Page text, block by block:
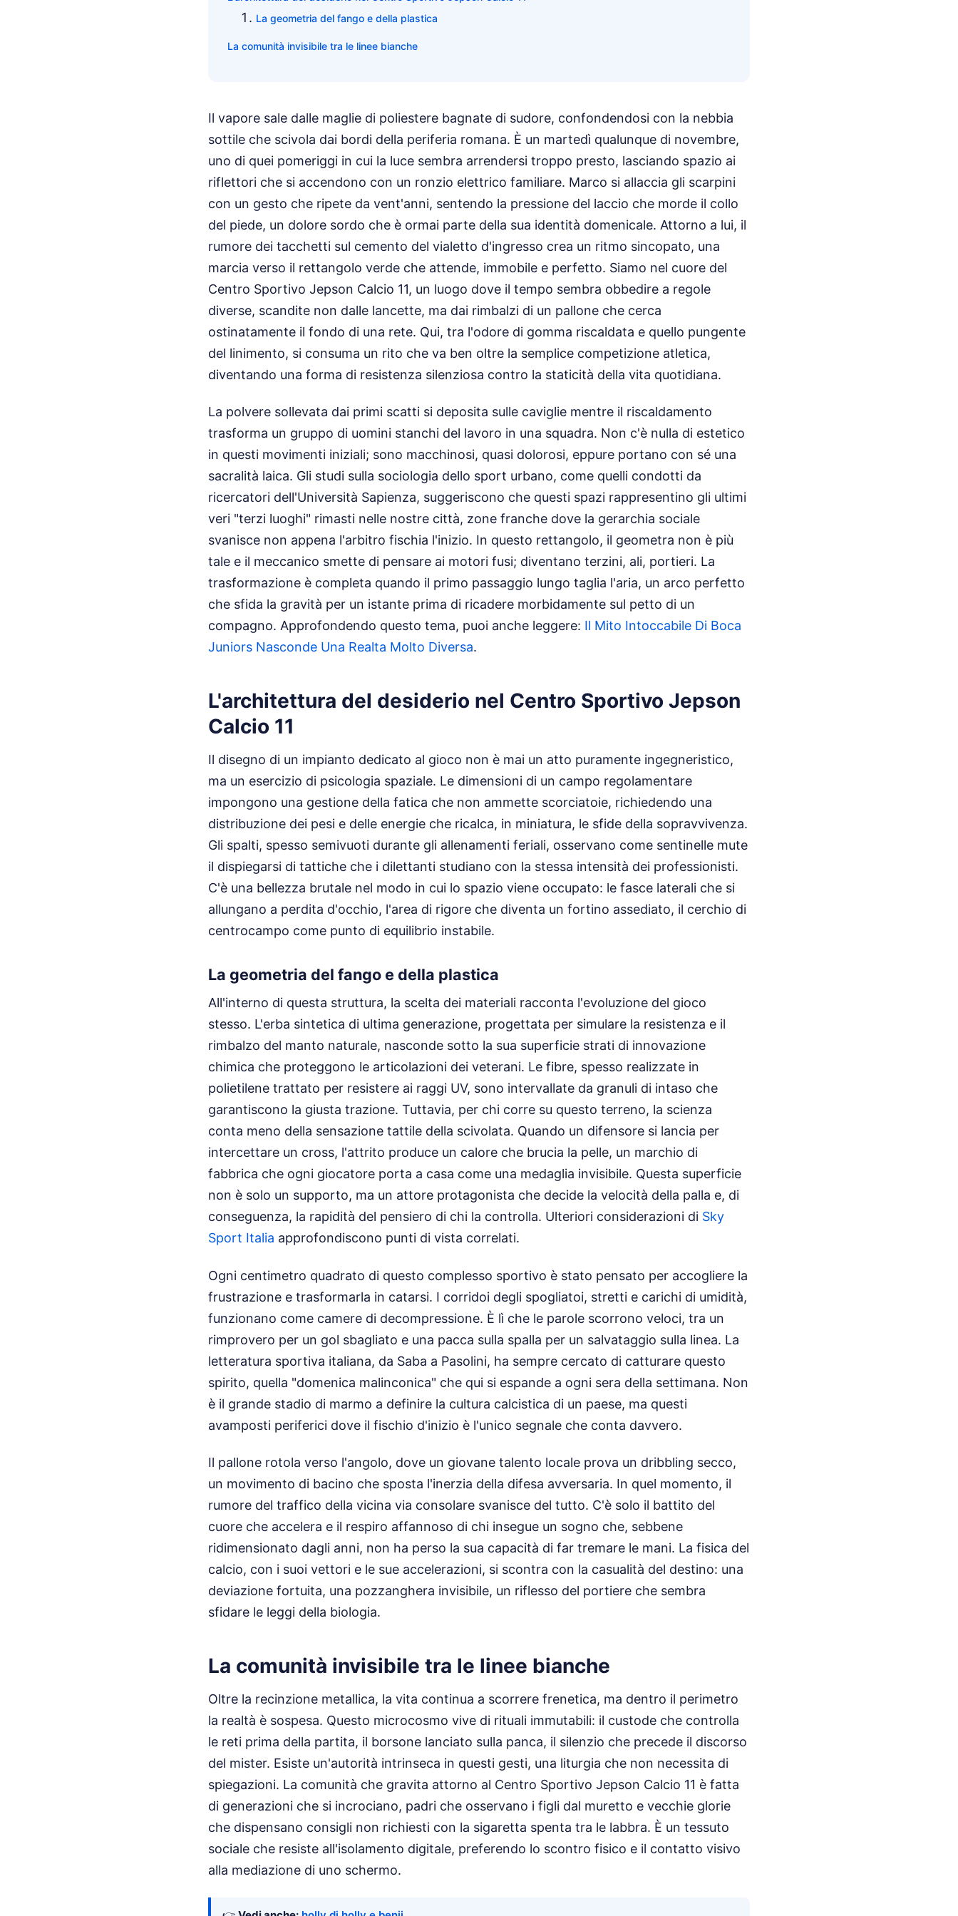
La geometria del fango e della plastica
La comunità invisibile tra le linee bianche
Il vapore sale dalle maglie di poliestere bagnate di sudore, confondendosi con la nebbia
sottile che scivola dai bordi della periferia romana. È un martedì qualunque di novembre,
uno di quei pomeriggi in cui la luce sembra arrendersi troppo presto, lasciando spazio ai
riflettori che si accendono con un ronzio elettrico familiare. Marco si allaccia gli scarpini
con un gesto che ripete da vent'anni, sentendo la pressione del laccio che morde il collo
del piede, un dolore sordo che è ormai parte della sua identità domenicale. Attorno a lui, il
rumore dei tacchetti sul cemento del vialetto d'ingresso crea un ritmo sincopato, una
marcia verso il rettangolo verde che attende, immobile e perfetto. Siamo nel cuore del
Centro Sportivo Jepson Calcio 11, un luogo dove il tempo sembra obbedire a regole
diverse, scandite non dalle lancette, ma dai rimbalzi di un pallone che cerca
ostinatamente il fondo di una rete. Qui, tra l'odore di gomma riscaldata e quello pungente
del linimento, si consuma un rito che va ben oltre la semplice competizione atletica,
diventando una forma di resistenza silenziosa contro la staticità della vita quotidiana.
La polvere sollevata dai primi scatti si deposita sulle caviglie mentre il riscaldamento
trasforma un gruppo di uomini stanchi del lavoro in una squadra. Non c'è nulla di estetico
in questi movimenti iniziali; sono macchinosi, quasi dolorosi, eppure portano con sé una
sacralità laica. Gli studi sulla sociologia dello sport urbano, come quelli condotti da
ricercatori dell'Università Sapienza, suggeriscono che questi spazi rappresentino gli ultimi
veri "terzi luoghi" rimasti nelle nostre città, zone franche dove la gerarchia sociale
svanisce non appena l'arbitro fischia l'inizio. In questo rettangolo, il geometra non è più
tale e il meccanico smette di pensare ai motori fusi; diventano terzini, ali, portieri. La
trasformazione è completa quando il primo passaggio lungo taglia l'aria, un arco perfetto
che sfida la gravità per un istante prima di ricadere morbidamente sul petto di un
compagno. Approfondendo questo tema, puoi anche leggere: Il Mito Intoccabile Di Boca
Juniors Nasconde Una Realta Molto Diversa.
L'architettura del desiderio nel Centro Sportivo Jepson
Calcio 11
Il disegno di un impianto dedicato al gioco non è mai un atto puramente ingegneristico,
ma un esercizio di psicologia spaziale. Le dimensioni di un campo regolamentare
impongono una gestione della fatica che non ammette scorciatoie, richiedendo una
distribuzione dei pesi e delle energie che ricalca, in miniatura, le sfide della sopravvivenza.
Gli spalti, spesso semivuoti durante gli allenamenti feriali, osservano come sentinelle mute
il dispiegarsi di tattiche che i dilettanti studiano con la stessa intensità dei professionisti.
C'è una bellezza brutale nel modo in cui lo spazio viene occupato: le fasce laterali che si
allungano a perdita d'occhio, l'area di rigore che diventa un fortino assediato, il cerchio di
centrocampo come punto di equilibrio instabile.
La geometria del fango e della plastica
All'interno di questa struttura, la scelta dei materiali racconta l'evoluzione del gioco
stesso. L'erba sintetica di ultima generazione, progettata per simulare la resistenza e il
rimbalzo del manto naturale, nasconde sotto la sua superficie strati di innovazione
chimica che proteggono le articolazioni dei veterani. Le fibre, spesso realizzate in
polietilene trattato per resistere ai raggi UV, sono intervallate da granuli di intaso che
garantiscono la giusta trazione. Tuttavia, per chi corre su questo terreno, la scienza
conta meno della sensazione tattile della scivolata. Quando un difensore si lancia per
intercettare un cross, l'attrito produce un calore che brucia la pelle, un marchio di
fabbrica che ogni giocatore porta a casa come una medaglia invisibile. Questa superficie
non è solo un supporto, ma un attore protagonista che decide la velocità della palla e, di
conseguenza, la rapidità del pensiero di chi la controlla. Ulteriori considerazioni di Sky
Sport Italia approfondiscono punti di vista correlati.
Ogni centimetro quadrato di questo complesso sportivo è stato pensato per accogliere la
frustrazione e trasformarla in catarsi. I corridoi degli spogliatoi, stretti e carichi di umidità,
funzionano come camere di decompressione. È lì che le parole scorrono veloci, tra un
rimprovero per un gol sbagliato e una pacca sulla spalla per un salvataggio sulla linea. La
letteratura sportiva italiana, da Saba a Pasolini, ha sempre cercato di catturare questo
spirito, quella "domenica malinconica" che qui si espande a ogni sera della settimana. Non
è il grande stadio di marmo a definire la cultura calcistica di un paese, ma questi
avamposti periferici dove il fischio d'inizio è l'unico segnale che conta davvero.
Il pallone rotola verso l'angolo, dove un giovane talento locale prova un dribbling secco,
un movimento di bacino che sposta l'inerzia della difesa avversaria. In quel momento, il
rumore del traffico della vicina via consolare svanisce del tutto. C'è solo il battito del
cuore che accelera e il respiro affannoso di chi insegue un sogno che, sebbene
ridimensionato dagli anni, non ha perso la sua capacità di far tremare le mani. La fisica del
calcio, con i suoi vettori e le sue accelerazioni, si scontra con la casualità del destino: una
deviazione fortuita, una pozzanghera invisibile, un riflesso del portiere che sembra
sfidare le leggi della biologia.
La comunità invisibile tra le linee bianche
Oltre la recinzione metallica, la vita continua a scorrere frenetica, ma dentro il perimetro
la realtà è sospesa. Questo microcosmo vive di rituali immutabili: il custode che controlla
le reti prima della partita, il borsone lanciato sulla panca, il silenzio che precede il discorso
del mister. Esiste un'autorità intrinseca in questi gesti, una liturgia che non necessita di
spiegazioni. La comunità che gravita attorno al Centro Sportivo Jepson Calcio 11 è fatta
di generazioni che si incrociano, padri che osservano i figli dal muretto e vecchie glorie
che dispensano consigli non richiesti con la sigaretta spenta tra le labbra. È un tessuto
sociale che resiste all'isolamento digitale, preferendo lo scontro fisico e il contatto visivo
alla mediazione di uno schermo.